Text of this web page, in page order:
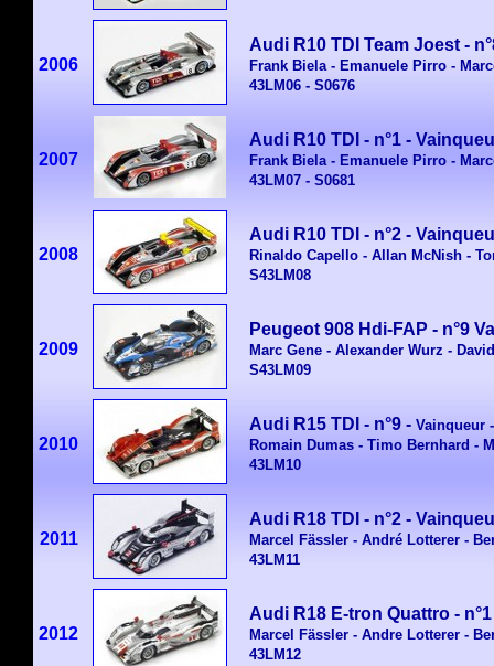
2006
Audi R10 TDI Team Joest -
Frank Biela - Emanuele Pirro -
43LM06 - S0676
2007
Audi R10 TDI - n°1 -
Frank Biela - Emanuele Pirro -
43LM07 - S0681
2008
Audi R10 TDI - n°2 -
Rinaldo Capello - Allan McNish -
S43LM08
2009
Peugeot 908 Hdi-FAP - n°9
Marc Gene - Alexander Wurz -
S43LM09
2010
Audi R15 TDI - n°9 - Vainqueur
Romain Dumas - Timo Bernhard -
43LM10
2011
Audi R18 TDI - n°2 -
Marcel Fässler - André Lotterer -
43LM11
2012
Audi R18 E-tron Quattro -
Marcel Fässler - Andre Lotterer -
43LM12